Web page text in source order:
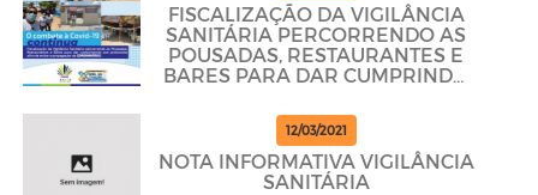
FISCALIZAÇÃO DA VIGILÂNCIA
SANITÁRIA PERCORRENDO AS
POUSADAS, RESTAURANTES E
BARES PARA DAR CUMPRINDO
12/03/2021
NOTA INFORMATIVA VIGILÂNCIA
SANITÁRIA